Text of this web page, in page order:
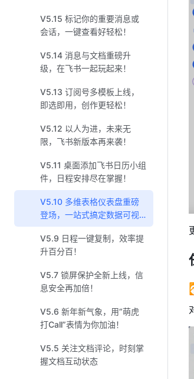
V5.15 标记你的重要消息或
会话，一键查看好轻松！
V5.14 消息与文档重磅升
级，在飞书一起玩起来！
V5.13 订阅号多模板上线，
即选即用，创作更轻松！
V5.12 以人为进，未来无
限，飞书新版本再来袭！
V5.11 桌面添加飞书日历小组
件，日程安排尽在掌握！
V5.10 多维表格仪表盘重磅
登场，一站式搞定数据可视
化！
V5.9 日程一键复制，效率提
升百分百！
V5.7 锁屏保护全新上线，信
息安全再加倍！
V5.6 新年新气象，用“萌虎
打Call”表情为你加油！
V5.5 关注文档评论，时刻掌
握文档互动状态